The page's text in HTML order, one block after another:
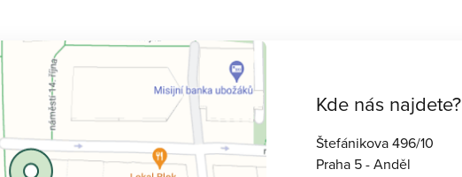
Kde nás najdete?
Štefánikova 496/10
Praha 5 - Anděl